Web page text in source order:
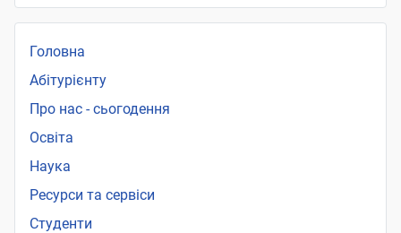
Головна
Абітурієнту
Про нас - сьогодення
Освіта
Наука
Ресурси та сервіси
Студенти